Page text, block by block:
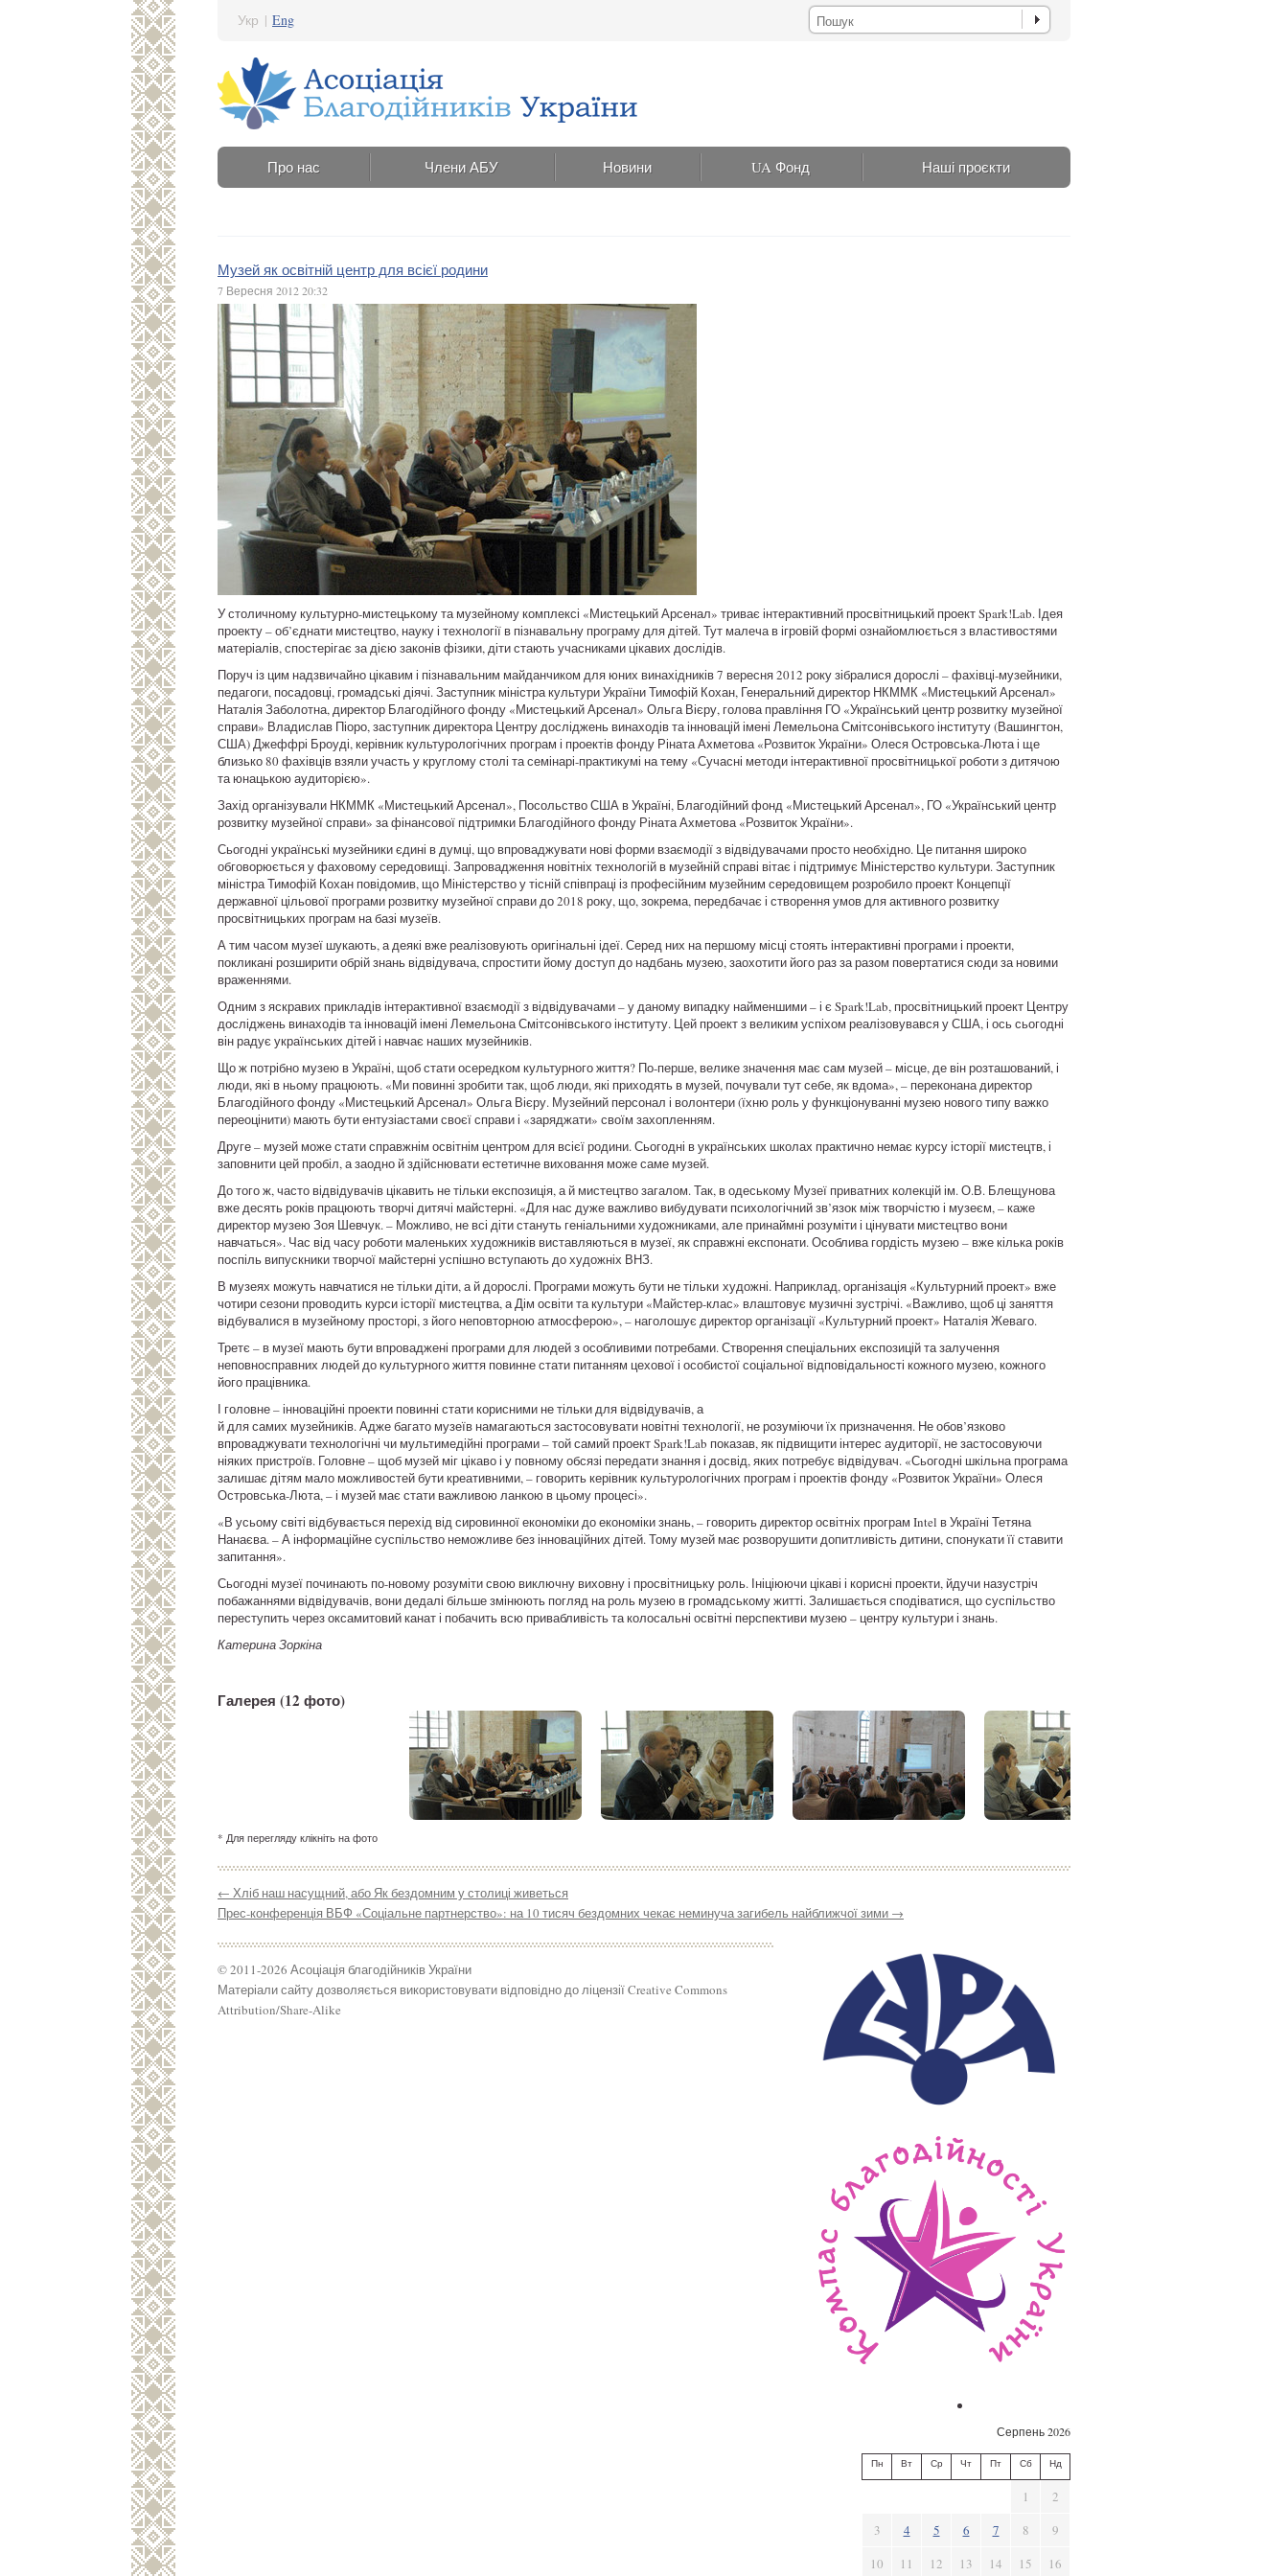
Укр | Eng
Про нас Члени АБУ Новини UA Фонд Наші проєкти
Музей як освітній центр для всієї родини
7 Вересня 2012 20:32
У столичному культурно-мистецькому та музейному комплексі «Мистецький Арсенал» триває інтерактивний просвітницький проект Spark!Lab. Ідея
проекту – об’єднати мистецтво, науку і технології в пізнавальну програму для дітей. Тут малеча в ігровій формі ознайомлюється з властивостями
матеріалів, спостерігає за дією законів фізики, діти стають учасниками цікавих дослідів.
Поруч із цим надзвичайно цікавим і пізнавальним майданчиком для юних винахідників 7 вересня 2012 року зібралися дорослі – фахівці-музейники,
педагоги, посадовці, громадські діячі. Заступник міністра культури України Тимофій Кохан, Генеральний директор НКММК «Мистецький Арсенал»
Наталія Заболотна, директор Благодійного фонду «Мистецький Арсенал» Ольга Вієру, голова правління ГО «Український центр розвитку музейної
справи» Владислав Піоро, заступник директора Центру досліджень винаходів та інновацій імені Лемельона Смітсонівського інституту (Вашингтон,
США) Джеффрі Броуді, керівник культурологічних програм і проектів фонду Ріната Ахметова «Розвиток України» Олеся Островська-Люта і ще
близько 80 фахівців взяли участь у круглому столі та семінарі-практикумі на тему «Сучасні методи інтерактивної просвітницької роботи з дитячою
та юнацькою аудиторією».
Захід організували НКММК «Мистецький Арсенал», Посольство США в Україні, Благодійний фонд «Мистецький Арсенал», ГО «Український центр
розвитку музейної справи» за фінансової підтримки Благодійного фонду Ріната Ахметова «Розвиток України».
Сьогодні українські музейники єдині в думці, що впроваджувати нові форми взаємодії з відвідувачами просто необхідно. Це питання широко
обговорюється у фаховому середовищі. Запровадження новітніх технологій в музейній справі вітає і підтримує Міністерство культури. Заступник
міністра Тимофій Кохан повідомив, що Міністерство у тісній співпраці із професійним музейним середовищем розробило проект Концепції
державної цільової програми розвитку музейної справи до 2018 року, що, зокрема, передбачає і створення умов для активного розвитку
просвітницьких програм на базі музеїв.
А тим часом музеї шукають, а деякі вже реалізовують оригінальні ідеї. Серед них на першому місці стоять інтерактивні програми і проекти,
покликані розширити обрій знань відвідувача, спростити йому доступ до надбань музею, заохотити його раз за разом повертатися сюди за новими
враженнями.
Одним з яскравих прикладів інтерактивної взаємодії з відвідувачами – у даному випадку найменшими – і є Spark!Lab, просвітницький проект Центру
досліджень винаходів та інновацій імені Лемельона Смітсонівського інституту. Цей проект з великим успіхом реалізовувався у США, і ось сьогодні
він радує українських дітей і навчає наших музейників.
Що ж потрібно музею в Україні, щоб стати осередком культурного життя? По-перше, велике значення має сам музей – місце, де він розташований, і
люди, які в ньому працюють. «Ми повинні зробити так, щоб люди, які приходять в музей, почували тут себе, як вдома», – переконана директор
Благодійного фонду «Мистецький Арсенал» Ольга Вієру. Музейний персонал і волонтери (їхню роль у функціонуванні музею нового типу важко
переоцінити) мають бути ентузіастами своєї справи і «заряджати» своїм захопленням.
Друге – музей може стати справжнім освітнім центром для всієї родини. Сьогодні в українських школах практично немає курсу історії мистецтв, і
заповнити цей пробіл, а заодно й здійснювати естетичне виховання може саме музей.
До того ж, часто відвідувачів цікавить не тільки експозиція, а й мистецтво загалом. Так, в одеському Музеї приватних колекцій ім. О.В. Блещунова
вже десять років працюють творчі дитячі майстерні. «Для нас дуже важливо вибудувати психологічний зв’язок між творчістю і музеєм, – каже
директор музею Зоя Шевчук. – Можливо, не всі діти стануть геніальними художниками, але принаймні розуміти і цінувати мистецтво вони
навчаться». Час від часу роботи маленьких художників виставляються в музеї, як справжні експонати. Особлива гордість музею – вже кілька років
поспіль випускники творчої майстерні успішно вступають до художніх ВНЗ.
В музеях можуть навчатися не тільки діти, а й дорослі. Програми можуть бути не тільки художні. Наприклад, організація «Культурний проект» вже
чотири сезони проводить курси історії мистецтва, а Дім освіти та культури «Майстер-клас» влаштовує музичні зустрічі. «Важливо, щоб ці заняття
відбувалися в музейному просторі, з його неповторною атмосферою», – наголошує директор організації «Культурний проект» Наталія Жеваго.
Третє – в музеї мають бути впроваджені програми для людей з особливими потребами. Створення спеціальних експозицій та залучення
неповносправних людей до культурного життя повинне стати питанням цехової і особистої соціальної відповідальності кожного музею, кожного
його працівника.
І головне – інноваційні проекти повинні стати корисними не тільки для відвідувачів, а
й для самих музейників. Адже багато музеїв намагаються застосовувати новітні технології, не розуміючи їх призначення. Не обов’язково
впроваджувати технологічні чи мультимедійні програми – той самий проект Spark!Lab показав, як підвищити інтерес аудиторії, не застосовуючи
ніяких пристроїв. Головне – щоб музей міг цікаво і у повному обсязі передати знання і досвід, яких потребує відвідувач. «Сьогодні шкільна програма
залишає дітям мало можливостей бути креативними, – говорить керівник культурологічних програм і проектів фонду «Розвиток України» Олеся
Островська-Люта, – і музей має стати важливою ланкою в цьому процесі».
«В усьому світі відбувається перехід від сировинної економіки до економіки знань, – говорить директор освітніх програм Intel в Україні Тетяна
Нанаєва. – А інформаційне суспільство неможливе без інноваційних дітей. Тому музей має розворушити допитливість дитини, спонукати її ставити
запитання».
Сьогодні музеї починають по-новому розуміти свою виключну виховну і просвітницьку роль. Ініціюючи цікаві і корисні проекти, йдучи назустріч
побажаннями відвідувачів, вони дедалі більше змінюють погляд на роль музею в громадському житті. Залишається сподіватися, що суспільство
переступить через оксамитовий канат і побачить всю привабливість та колосальні освітні перспективи музею – центру культури і знань.
Катерина Зоркіна
Галерея (12 фото)
* Для перегляду клікніть на фото
← Хліб наш насущний, або Як бездомним у столиці живеться
Прес-конференція ВБФ «Соціальне партнерство»: на 10 тисяч бездомних чекає неминуча загибель найближчої зими →
Серпень 2026
Пн Вт Ср Чт Пт Сб Нд
1
2
3
4 5 6 7 8
9
10
11 12 13 14 15 16
© 2011-2026 Асоціація благодійників України
Матеріали сайту дозволяється використовувати відповідно до ліцензії Creative Commons
Attribution/Share-Alike